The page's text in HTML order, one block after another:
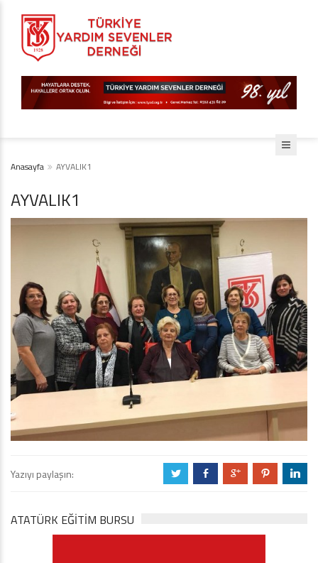
Anasayfa AYVALIK1
AYVALIK1
Yazıyı paylaşın: a b c d j
ATATÜRK EĞITIM BURSU